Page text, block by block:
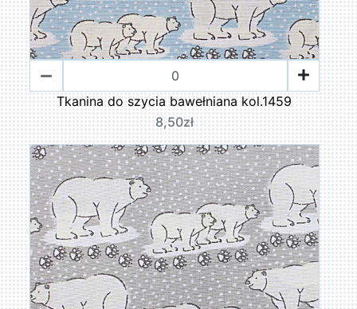
Tkanina do szycia bawełniana kol.1459
8,50zł